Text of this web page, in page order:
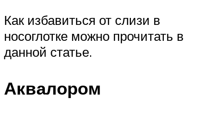
Как избавиться от слизи в
носоглотке можно прочитать в
данной статье.
Аквалором